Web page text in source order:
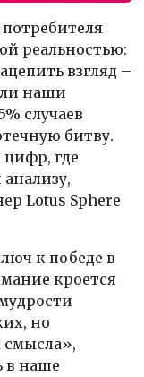
реальностью:
взгляд –
наши
случаев
битву.
цифр, где
Lotus Sphere
к победе в
кроется
но
смысла»,
в наше